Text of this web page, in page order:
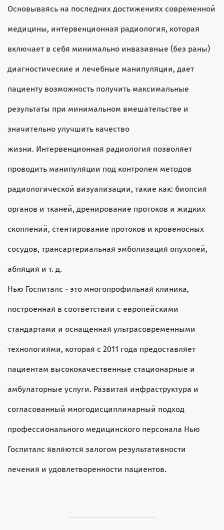
Основываясь на последних достижениях современной
медицины, интервенционная радиология, которая
включает в себя минимально инвазивные (без раны)
диагностические и лечебные манипуляции, дает
пациенту возможность получить максимальные
результаты при минимальном вмешательстве и
значительно улучшить качество
жизни. Интервенционная радиология позволяет
проводить манипуляции под контролем методов
радиологической визуализации, такие как: биопсия
органов и тканей, дренирование протоков и жидких
скоплений, стентирование протоков и кровеносных
сосудов, трансартериальная эмболизация опухолей,
абляция и т. д.
Нью Госпиталс - это многопрофильная клиника,
построенная в соответствии с европейскими
стандартами и оснащенная ультрасовременными
технологиями, которая с 2011 года предоставляет
пациентам высококачественные стационарные и
амбулаторные услуги. Развитая инфраструктура и
согласованный многодисциплинарный подход
профессионального медицинского персонала Нью
Госпиталс являются залогом результативности
лечения и удовлетворенности пациентов.